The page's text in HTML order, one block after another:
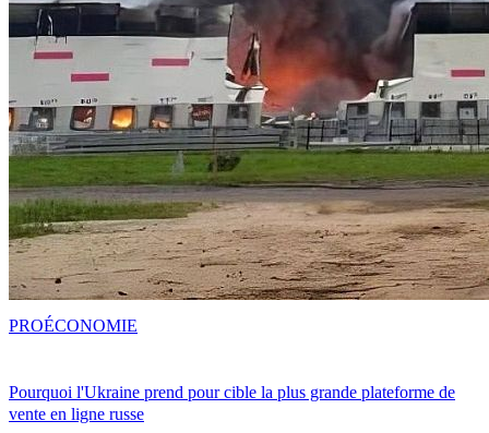
Pourquoi l'Ukraine prend pour cible la plus grande plateforme de
vente en ligne russe
PROÉCONOMIE